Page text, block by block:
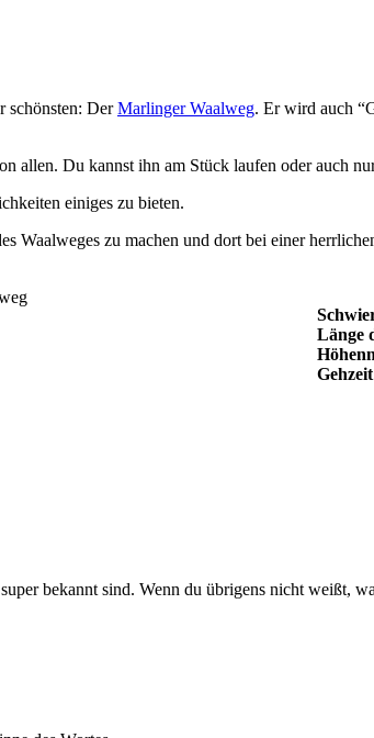
schönsten: DerMarlinger Waalweg. Er wird auch
allen. Du kannst ihn am Stück laufen oder auch
einiges zu bieten.
Waalweges zu machen und dort bei einer
Länge
Gehzeit
bekannt sind. Wenn du übrigens nicht weißt,